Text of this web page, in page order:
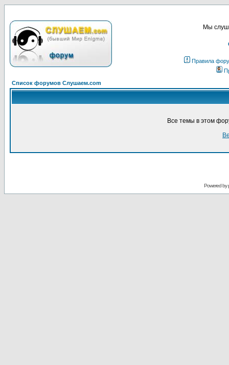
Мы
Правила
Список форумов Слушаем.com
Все темы в этом
Powered by